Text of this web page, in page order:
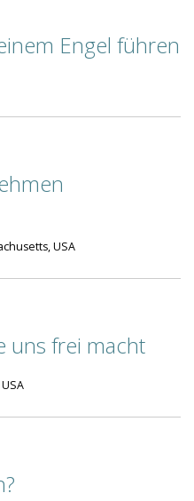
Engel führen
USA
uns frei macht